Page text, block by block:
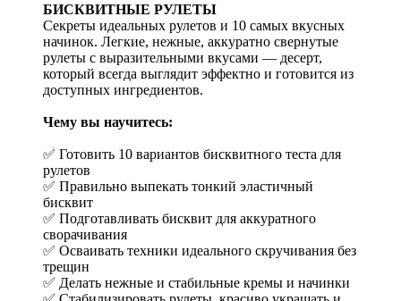
БИСКВИТНЫЕ РУЛЕТЫ
Секреты идеальных рулетов и 10 самых вкусных
начинок. Легкие, нежные, аккуратно свернутые
рулеты с выразительными вкусами — десерт,
который всегда выглядит эффектно и готовится из
доступных ингредиентов.
Чему вы научитесь:
✅ Готовить 10 вариантов бисквитного теста для
рулетов
✅ Правильно выпекать тонкий эластичный
бисквит
✅ Подготавливать бисквит для аккуратного
сворачивания
✅ Осваивать техники идеального скручивания без
трещин
✅ Делать нежные и стабильные кремы и начинки